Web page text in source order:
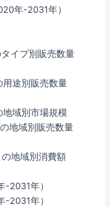
年-2031年）
イプ別販売数量
途別販売数量
域別市場規模
地域別販売数量
地域別消費額
2031年）
2031年）